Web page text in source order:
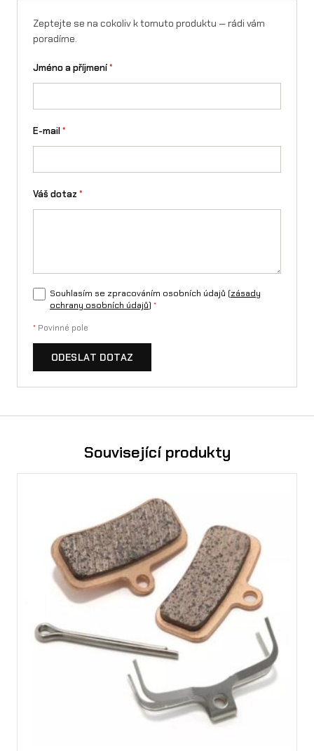
Zeptejte se na cokoliv k tomuto produktu — rádi vám
poradíme.
Jméno a příjmení*
E-mail*
Váš dotaz *
Souhlasím se zpracováním osobních údajů (zásady
ochrany osobních údajů) *
* Povinné pole
ODESLAT DOTAZ
Související produkty